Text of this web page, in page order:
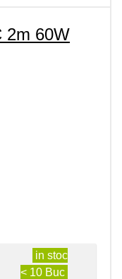
2m 60W
in stoc
< 10 Buc